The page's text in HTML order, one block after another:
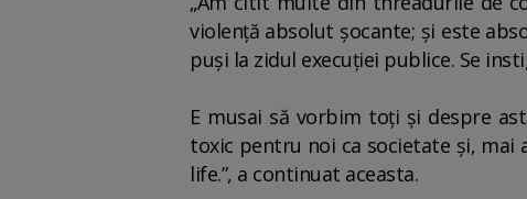
violență absolut șocante; și este
puși la zidul execuției publice. Se
E musai să vorbim toți și despre
toxic pentru noi ca societate și,
life.”, a continuat aceasta.